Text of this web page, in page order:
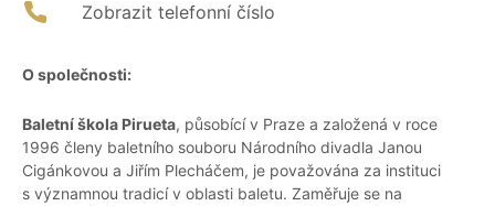
Zobrazit telefonní číslo
O společnosti:
Baletní škola Pirueta, působící v Praze a založená v roce
1996 členy baletního souboru Národního divadla Janou
Cigánkovou a Jiřím Plecháčem, je považována za instituci
s významnou tradicí v oblasti baletu. Zaměřuje se na